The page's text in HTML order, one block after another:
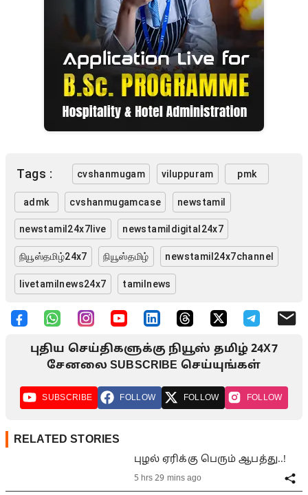
Tags : cvshanmugam viluppuram pmk
admk cvshanmugamcase newstamil
newstamil24x7live newstamildigital24x7
நியூஸ்தமிழ்24x7 நியூஸ்தமிழ் newstamil24x7channel
livetamilnews24x7 tamilnews
புதிய செய்திகளுக்கு நியூஸ் தமிழ் 24X7
சேனலை SUBSCRIBE செய்யுங்கள்
SUBSCRIBE FOLLOW FOLLOW FOLLOW
RELATED STORIES
புழல் ஏரிக்கு பெரும் ஆபத்து..!
5 hrs 29 mins ago